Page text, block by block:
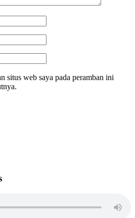
situs web saya pada peramban ini